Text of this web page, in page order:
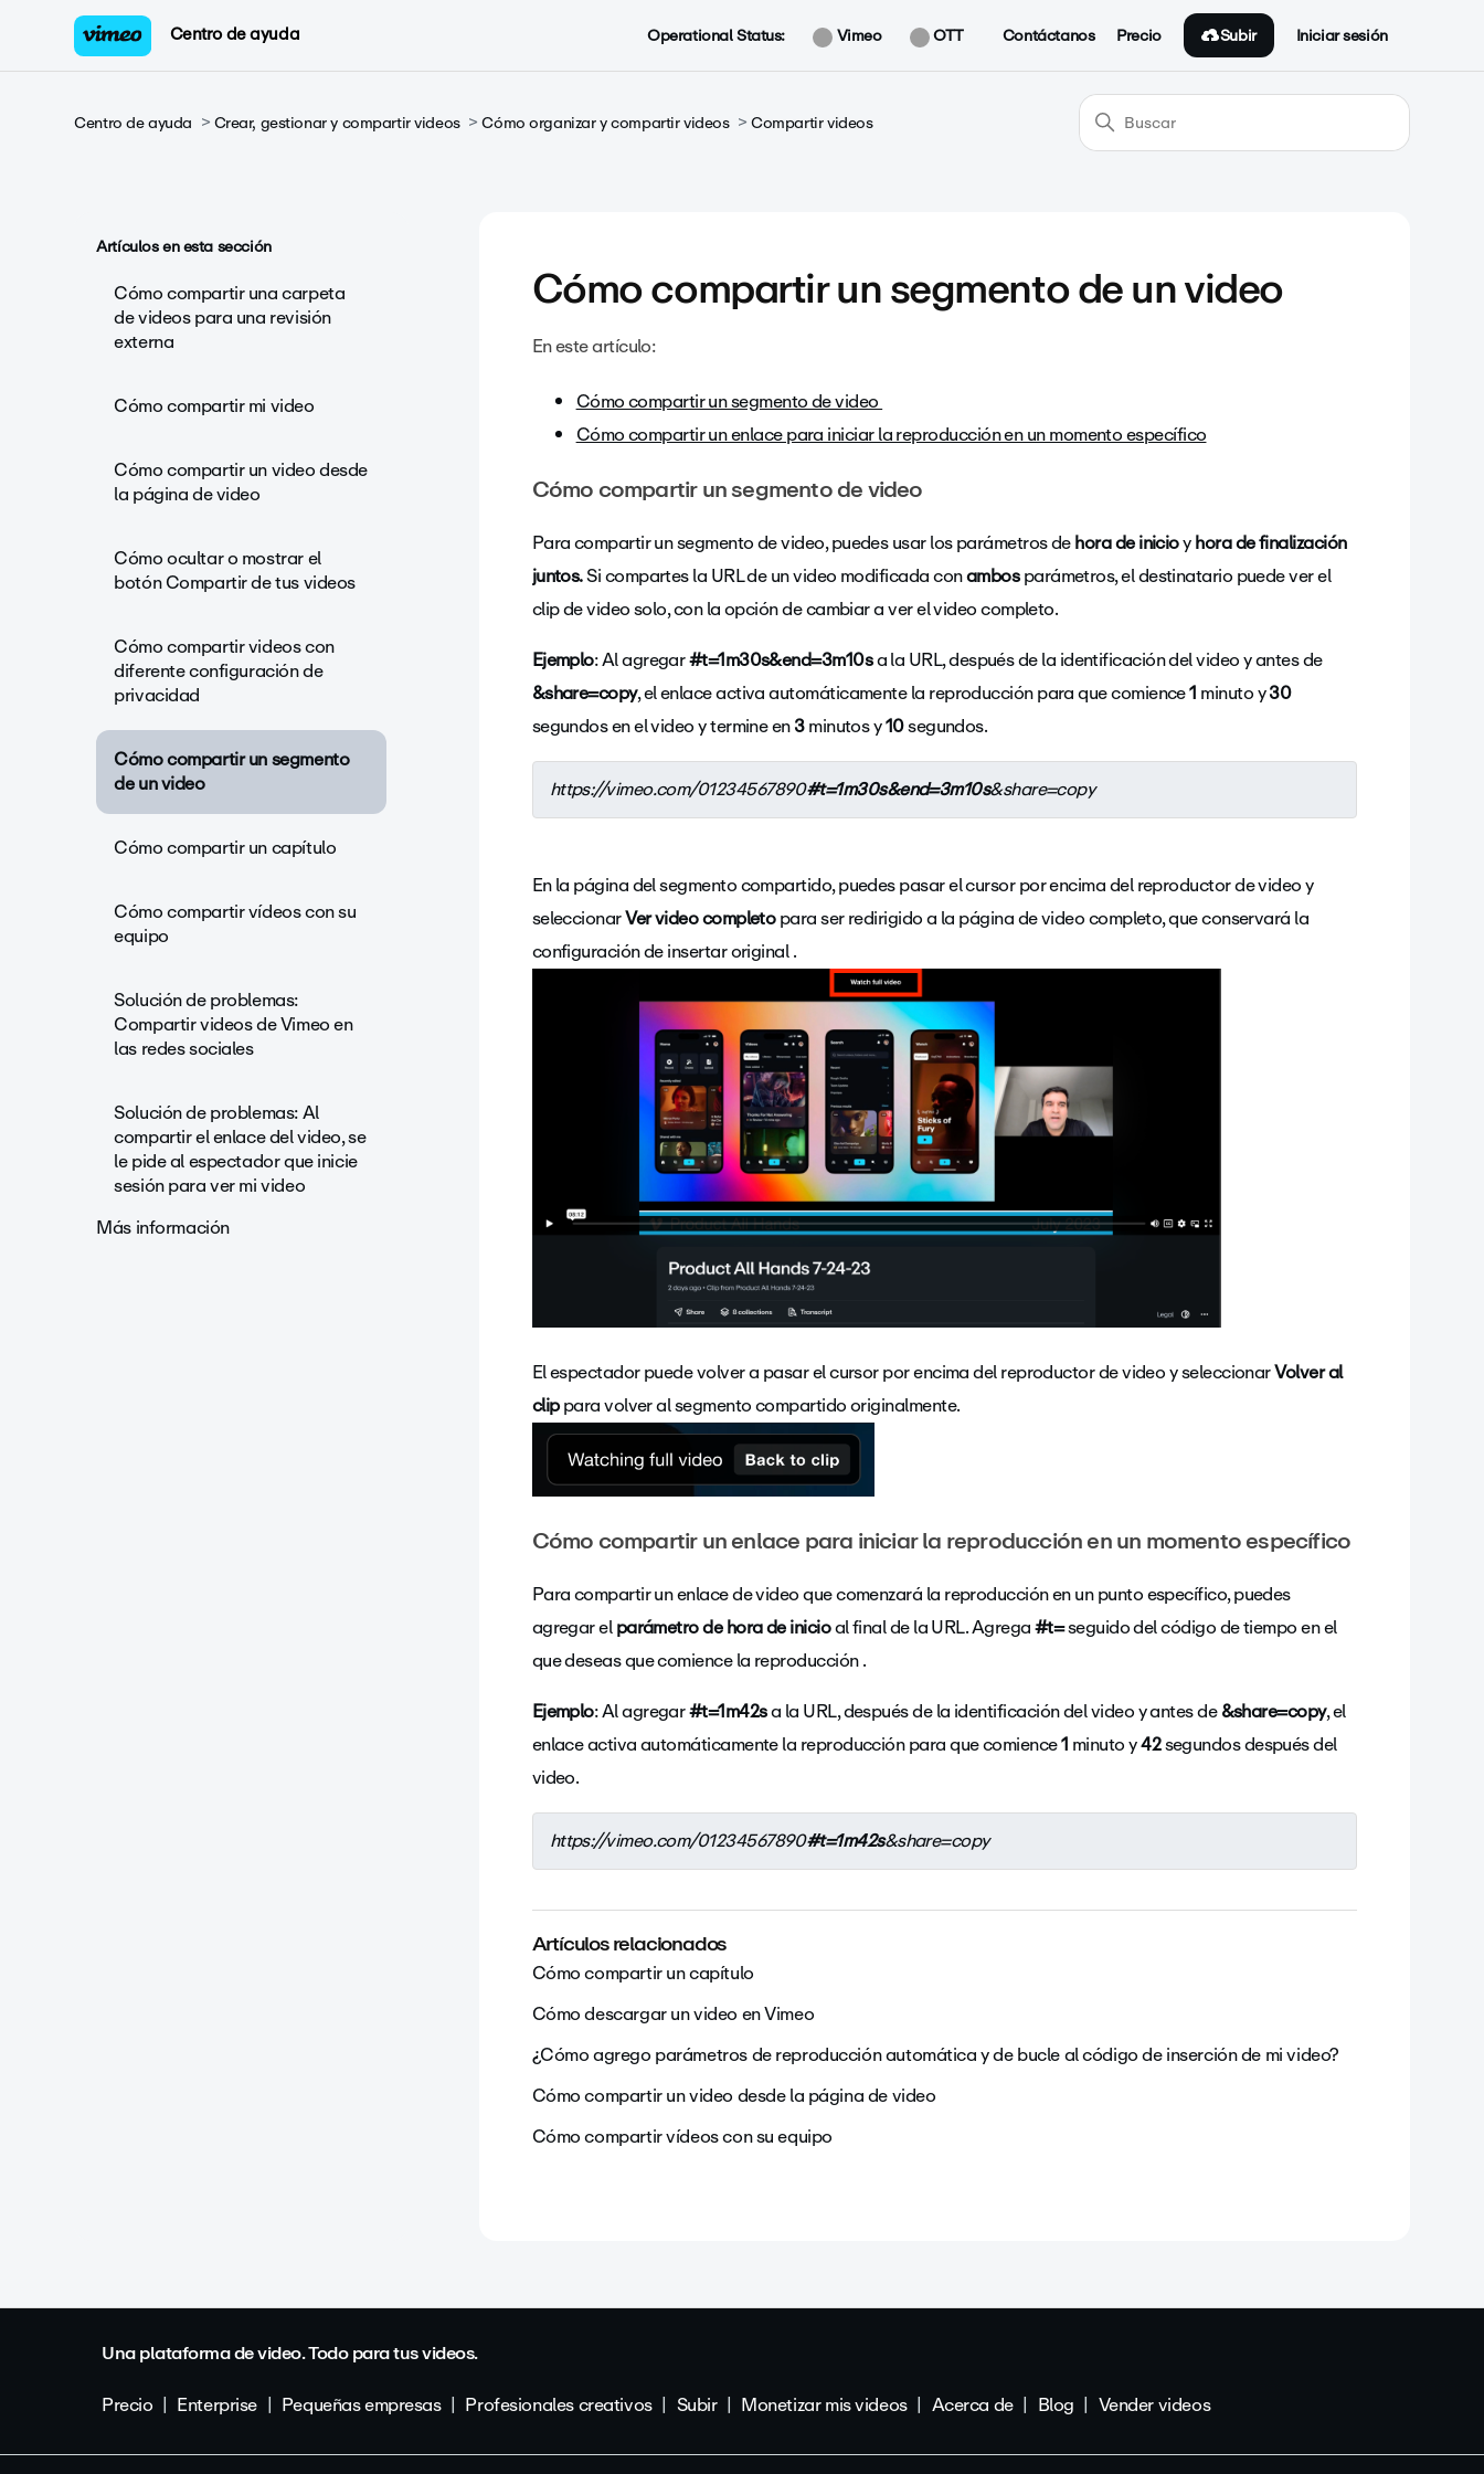
Centro de ayuda Operational Status: Vimeo OTT Contáctanos Precio Subir Iniciar sesión
Centro de ayuda Crear, gestionar y compartir videos Cómo organizar y compartir videos Compartir videos
Artículos en esta sección
Cómo compartir una carpeta
de videos para una revisión
externa
Cómo compartir mi video
Cómo compartir un video desde
la página de video
Cómo ocultar o mostrar el
botón Compartir de tus videos
Cómo compartir videos con
diferente configuración de
privacidad
Cómo compartir un segmento
de un video
Cómo compartir un capítulo
Cómo compartir vídeos con su
equipo
Solución de problemas:
Compartir videos de Vimeo en
las redes sociales
Solución de problemas: Al
compartir el enlace del video, se
le pide al espectador que inicie
sesión para ver mi video
Más información
Cómo compartir un segmento de un video
En este artículo:
Cómo compartir un segmento de video
Cómo compartir un enlace para iniciar la reproducción en un momento específico
Cómo compartir un segmento de video
Para compartir un segmento de video, puedes usar los parámetros dehora de inicioyhora de finalización
juntos.Si compartes la URL de un video modificada conambosparámetros, el destinatario puede ver el
clip de video solo, con la opción de cambiar a ver el video completo.
Ejemplo: Al agregar#t=1m30s&end=3m10sa la URL, después de la identificación del video y antes de
&share=copy, el enlace activa automáticamente la reproducción para que comience1minuto y30
segundos en el video y termine en3minutos y10segundos.
https://vimeo.com/01234567890#t=1m30s&end=3m10s&share=copy
En la página del segmento compartido, puedes pasar el cursor por encima del reproductor de video y
seleccionarVer video completopara ser redirigido a la página de video completo, que conservará la
configuración de insertar original .
El espectador puede volver a pasar el cursor por encima del reproductor de video y seleccionarVolver al
clippara volver al segmento compartido originalmente.
Cómo compartir un enlace para iniciar la reproducción en un momento específico
Para compartir un enlace de video que comenzará la reproducción en un punto específico, puedes
agregar elparámetro de hora de inicioal final de la URL. Agrega#t=seguido del código de tiempo en el
que deseas que comience la reproducción .
Ejemplo: Al agregar#t=1m42sa la URL, después de la identificación del video y antes de&share=copy, el
enlace activa automáticamente la reproducción para que comience1minuto y42segundos después del
video.
https://vimeo.com/01234567890#t=1m42s&share=copy
Artículos relacionados
Cómo compartir un capítulo
Cómo descargar un video en Vimeo
¿Cómo agrego parámetros de reproducción automática y de bucle al código de inserción de mi video?
Cómo compartir un video desde la página de video
Cómo compartir vídeos con su equipo
Una plataforma de video. Todo para tus videos.
Precio
Enterprise Pequeñas empresas Profesionales creativos Subir Monetizar mis videos Acerca de Blog Vender videos